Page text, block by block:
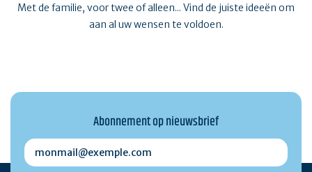
Met de familie, voor twee of alleen... Vind de juiste ideeën om
aan al uw wensen te voldoen.
Abonnement op nieuwsbrief
monmail@exemple.com